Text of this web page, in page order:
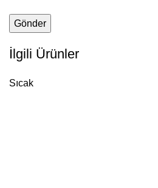
İlgili Ürünler
Sıcak